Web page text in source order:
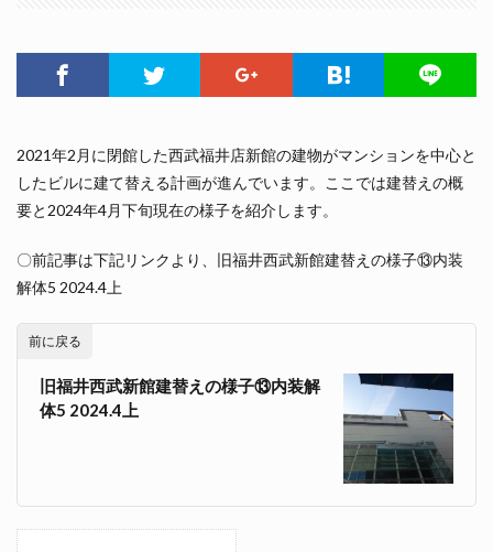
2021年2月に閉館した西武福井店新館の建物がマンションを中心と
したビルに建て替える計画が進んでいます。ここでは建替えの概
要と2024年4月下旬現在の様子を紹介します。
〇前記事は下記リンクより、旧福井西武新館建替えの様子⑬内装
解体5 2024.4上
前に戻る
旧福井西武新館建替えの様子⑬内装解
体5 2024.4上